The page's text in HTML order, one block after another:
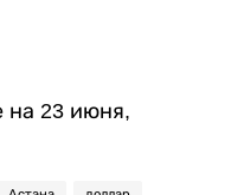
на 23 июня,